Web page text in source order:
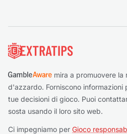
mira a promuovere la
d'azzardo. Forniscono informazioni
tue decisioni di gioco. Puoi
sosta usando il loro sito web.
Ci impegniamo per Gioco